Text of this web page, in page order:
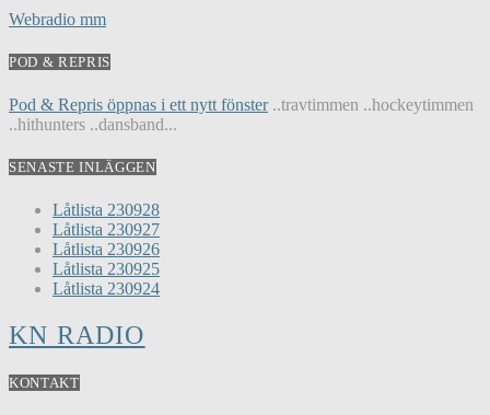
Webradio mm
POD & REPRIS
Pod & Repris öppnas i ett nytt fönster..travtimmen ..hockeytimmen
..hithunters ..dansband...
SENASTE INLÄGGEN
Låtlista 230928
Låtlista 230927
Låtlista 230926
Låtlista 230925
Låtlista 230924
KN RADIO
KONTAKT